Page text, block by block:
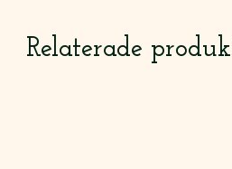
Relaterade